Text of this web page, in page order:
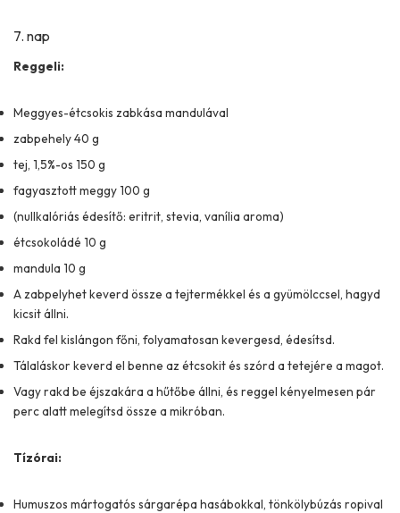
7. nap
Reggeli:
Meggyes-étcsokis zabkása mandulával
zabpehely 40 g
tej, 1,5%-os 150 g
fagyasztott meggy 100 g
(nullkalóriás édesítő: eritrit, stevia, vanília aroma)
étcsokoládé 10 g
mandula 10 g
A zabpelyhet keverd össze a tejtermékkel és a gyümölccsel, hagyd
kicsit állni.
Rakd fel kislángon főni, folyamatosan kevergesd, édesítsd.
Tálaláskor keverd el benne az étcsokit és szórd a tetejére a magot.
Vagy rakd be éjszakára a hűtőbe állni, és reggel kényelmesen pár
perc alatt melegítsd össze a mikróban.
Tízórai:
Humuszos mártogatós sárgarépa hasábokkal, tönkölybúzás ropival